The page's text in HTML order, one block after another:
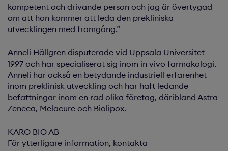
kompetent och drivande person och jag är övertygad
om att hon kommer att leda den prekliniska
utvecklingen med framgång.”
Anneli Hällgren disputerade vid Uppsala Universitet
1997 och har specialiserat sig inom in vivo farmakologi.
Anneli har också en betydande industriell erfarenhet
inom preklinisk utveckling och har haft ledande
befattningar inom en rad olika företag, däribland Astra
Zeneca, Melacure och Biolipox.
KARO BIO AB
För ytterligare information, kontakta